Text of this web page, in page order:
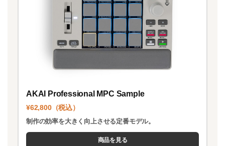
AKAI Professional MPC Sample
¥62,800（税込）
制作の効率を大きく向上させる定番モデル。
商品を見る